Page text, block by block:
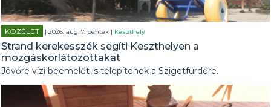
KÖZÉLET | 2026. aug. 7. péntek | Keszthely
Strand kerekesszék segíti Keszthelyen a
mozgáskorlátozottakat
Jövőre vízi beemelőt is telepítenek a Szigetfürdőre.